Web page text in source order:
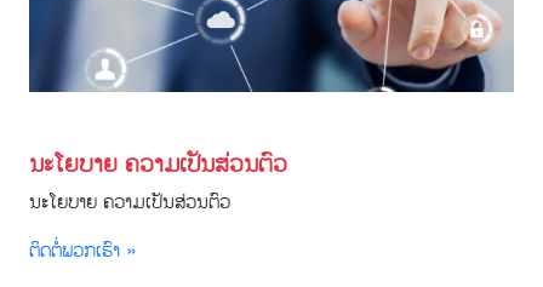
ນະໂຍບາຍ ຄວາມເປັນສ່ວນຕົວ
ນະໂຍບາຍ ຄວາມເປັນສ່ວນຕົວ
ຕິດຕໍ່ພວກເຮົາ »